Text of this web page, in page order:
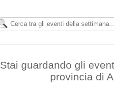
Stai guardando gli
provincia di